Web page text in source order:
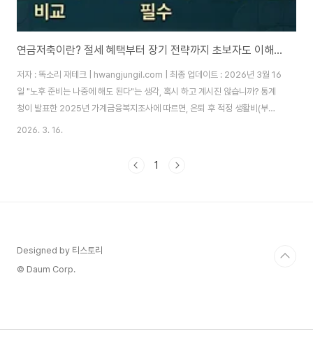
연금저축이란? 절세 혜택부터 장기 전략까지 초보자도 이해하는 완벽 가이드
저자 : 똑소리 재테크 | hwangjungil.com | 최종 업데이트 : 2026년 3월 16
일 "노후 준비는 나중에 해도 된다"는 생각, 혹시 하고 계시진 않습니까? 통계
청이 발표한 2025년 가계금융복지조사에 따르면, 은퇴 후 적정 생활비(부부
기준 월 277만 원)를 마련하지 못한 50대 이상 가구가 전체의 58%에 달합니
2026. 3. 16.
1
Designed by 티스토리
© Daum Corp.